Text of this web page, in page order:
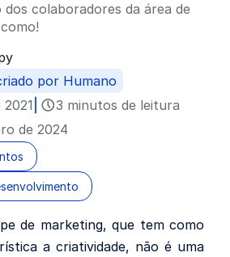
colaboradores da área de
por Humano
3 minutos de leitura
de 2024
de marketing, que tem como
a criatividade, não é uma